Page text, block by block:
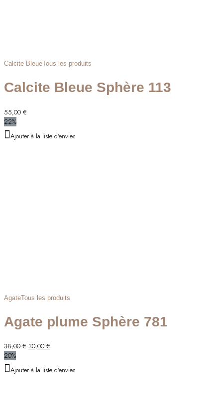
Calcite BleueTous les produits
Calcite Bleue Sphère 113
55,00 €
22%
Ajouter à la liste d'envies
AgateTous les produits
Agate plume Sphère 781
38,00€ Le
était :
30,00 €
est :
20%
Ajouter à la liste d'envies